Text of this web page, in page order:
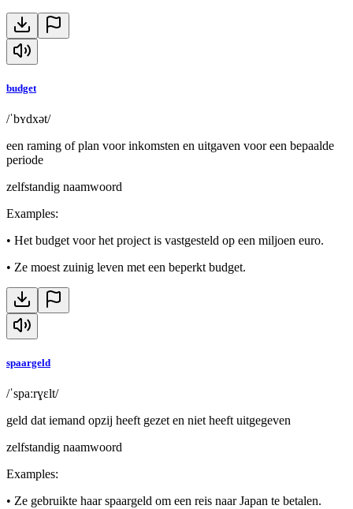
budget
/ˈbʏdxət/
een raming of plan voor inkomsten en uitgaven voor een bepaalde
periode
zelfstandig naamwoord
Examples:
• Het budget voor het project is vastgesteld op een miljoen euro.
• Ze moest zuinig leven met een beperkt budget.
spaargeld
/ˈspaːrɣɛlt/
geld dat iemand opzij heeft gezet en niet heeft uitgegeven
zelfstandig naamwoord
Examples:
• Ze gebruikte haar spaargeld om een reis naar Japan te betalen.